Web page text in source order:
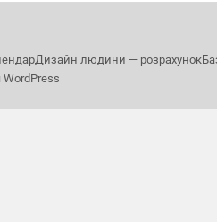
Дизайн людини — розрахунок
WordPress